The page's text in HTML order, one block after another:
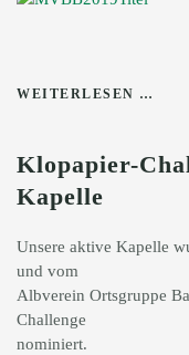
WEITERLESEN …
Klopapier-
Kapelle
Unsere aktive Kapelle
und vom
Albverein Ortsgruppe
Challenge
nominiert.